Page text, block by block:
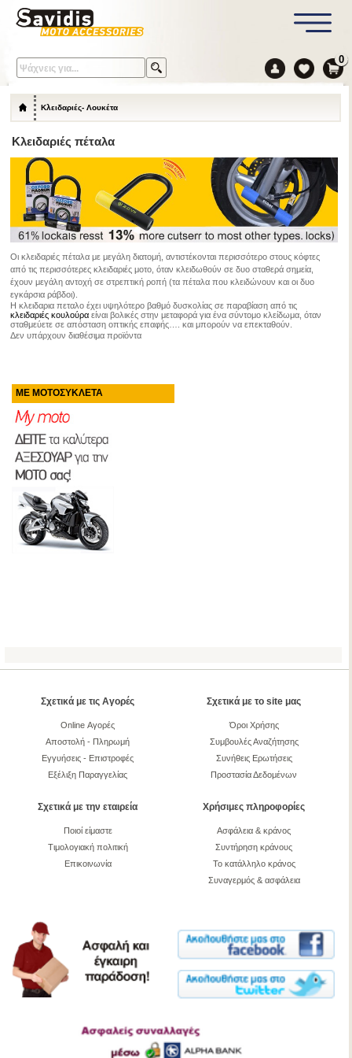
0
Κλειδαριές- Λουκέτα
Κλειδαριές πέταλα
Οι κλειδαριές πέταλα με μεγάλη διατομή, αντιστέκονται περισσότερο στους κόφτες
από τις περισσότερες κλειδαριές μοτο, όταν κλειδωθούν σε δυο σταθερά σημεία,
έχουν μεγάλη αντοχή σε στρεπτική ροπή (τα πέταλα που κλειδώνουν και οι δυο
εγκάρσια ράβδοι).
Η κλειδαρια πεταλο έχει υψηλότερο βαθμό δυσκολίας σε παραβίαση από τις
κλειδαριές κουλούραείναι βολικές στην μεταφορά για ένα σύντομο κλείδωμα, όταν
σταθμεύετε σε απόσταση οπτικής επαφής…. και μπορούν να επεκταθούν.
Δεν υπάρχουν διαθέσιμα προϊόντα
ΜΕ ΜΟΤΟΣΥΚΛΕΤΑ
Σχετικά με τις Αγορές
Online Αγορές
Αποστολή - Πληρωμή
Εγγυήσεις - Επιστροφές
Εξέλιξη Παραγγελίας
Σχετικά με το site μας
Όροι Χρήσης
Συμβουλές Αναζήτησης
Συνήθεις Ερωτήσεις
Προστασία Δεδομένων
Σχετικά με την εταιρεία
Ποιοί είμαστε
Τιμολογιακή πολιτική
Επικοινωνία
Χρήσιμες πληροφορίες
Ασφάλεια & κράνος
Συντήρηση κράνους
Το κατάλληλο κράνος
Συναγερμός & ασφάλεια